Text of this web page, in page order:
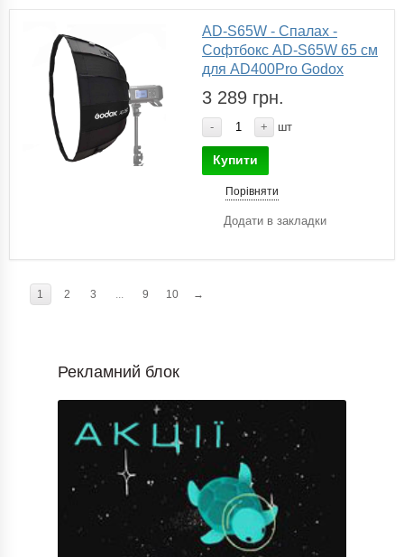
AD-S65W - Спалах -
Софтбокс AD-S65W 65 см
для AD400Pro Godox
3 289 грн.
- + шт
Купити
Порівняти
Додати в закладки
1 2 3 9 10 →
Рекламний блок